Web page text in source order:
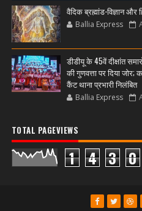
वैदिक ब्रह्मांड-विज्ञान और
Ballia Express
डीडीयू के 45वें दीक्षांत
की गुणवत्ता पर दिया जोर;
कैंट थाना प्रभारी निलंबित
Ballia Express
TOTAL PAGEVIEWS
1 4 3 0